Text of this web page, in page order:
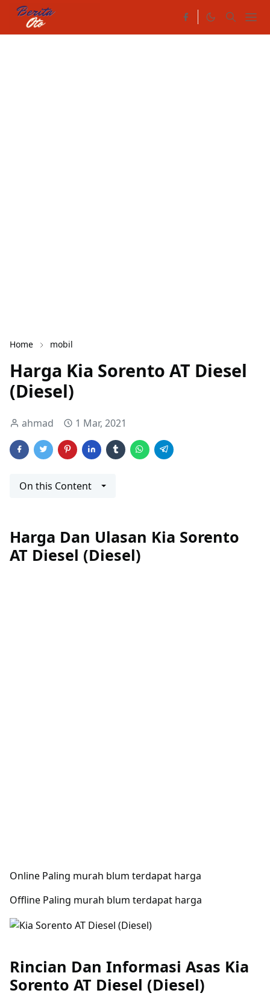
Home mobil
Harga Kia Sorento AT Diesel
(Diesel)
ahmad 1 Mar, 2021
On this Content
Harga Dan Ulasan Kia Sorento
AT Diesel (Diesel)
Online Paling murah blum terdapat harga
Offline Paling murah blum terdapat harga
Rincian Dan Informasi Asas Kia
Sorento AT Diesel (Diesel)